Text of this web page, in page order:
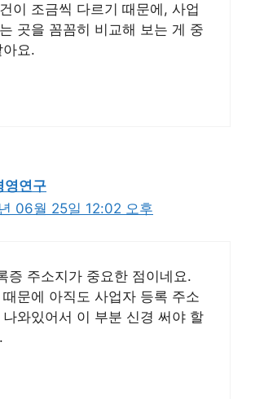
이 조금씩 다르기 때문에, 사업
곳을 꼼꼼히 비교해 보는 게 중
요.
영연구
06월 25일 12:02 오후
증 주소지가 중요한 점이네요.
문에 아직도 사업자 등록 주소
와있어서 이 부분 신경 써야 할